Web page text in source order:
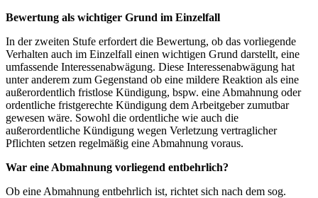
Bewertung als wichtiger Grund im Einzelfall
In der zweiten Stufe erfordert die Bewertung, ob das vorliegende
Verhalten auch im Einzelfall einen wichtigen Grund darstellt, eine
umfassende Interessenabwägung. Diese Interessenabwägung hat
unter anderem zum Gegenstand ob eine mildere Reaktion als eine
außerordentlich fristlose Kündigung, bspw. eine Abmahnung oder
ordentliche fristgerechte Kündigung dem Arbeitgeber zumutbar
gewesen wäre. Sowohl die ordentliche wie auch die
außerordentliche Kündigung wegen Verletzung vertraglicher
Pflichten setzen regelmäßig eine Abmahnung voraus.
War eine Abmahnung vorliegend entbehrlich?
Ob eine Abmahnung entbehrlich ist, richtet sich nach dem sog.